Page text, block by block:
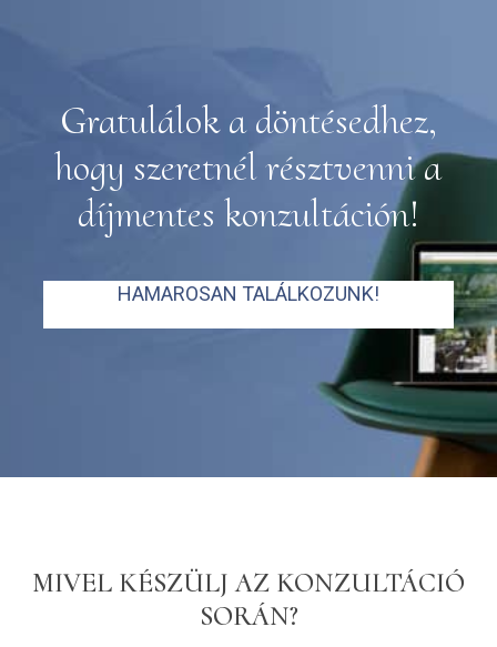
Gratulálok a döntésedhez,
hogy szeretnél résztvenni a
díjmentes konzultáción!
HAMAROSAN TALÁLKOZUNK!
MIVEL KÉSZÜLJ AZ KONZULTÁCIÓ
SORÁN?